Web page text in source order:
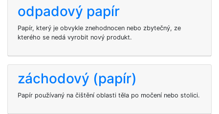
odpadový papír
Papír, který je obvykle znehodnocen nebo zbytečný, ze
kterého se nedá vyrobit nový produkt.
záchodový (papír)
Papír používaný na čištění oblasti těla po močení nebo stolici.